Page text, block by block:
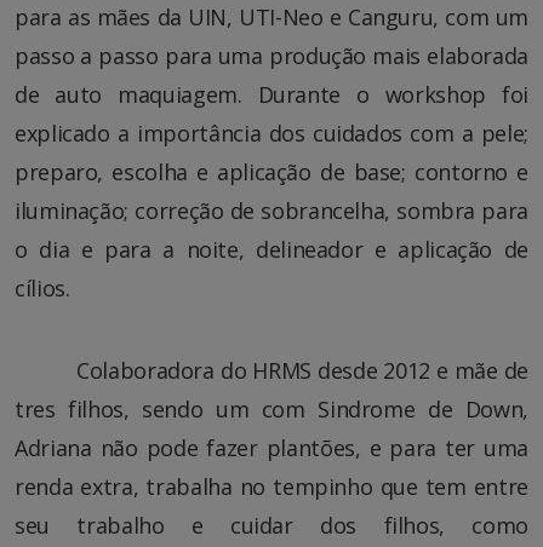
para as mães da UIN, UTI-Neo e Canguru, com um
passo a passo para uma produção mais elaborada
de auto maquiagem. Durante o workshop foi
explicado a importância dos cuidados com a pele;
preparo, escolha e aplicação de base; contorno e
iluminação; correção de sobrancelha, sombra para
o dia e para a noite, delineador e aplicação de
cílios.
Colaboradora do HRMS desde 2012 e mãe de
tres filhos, sendo um com Sindrome de Down,
Adriana não pode fazer plantões, e para ter uma
renda extra, trabalha no tempinho que tem entre
seu trabalho e cuidar dos filhos, como